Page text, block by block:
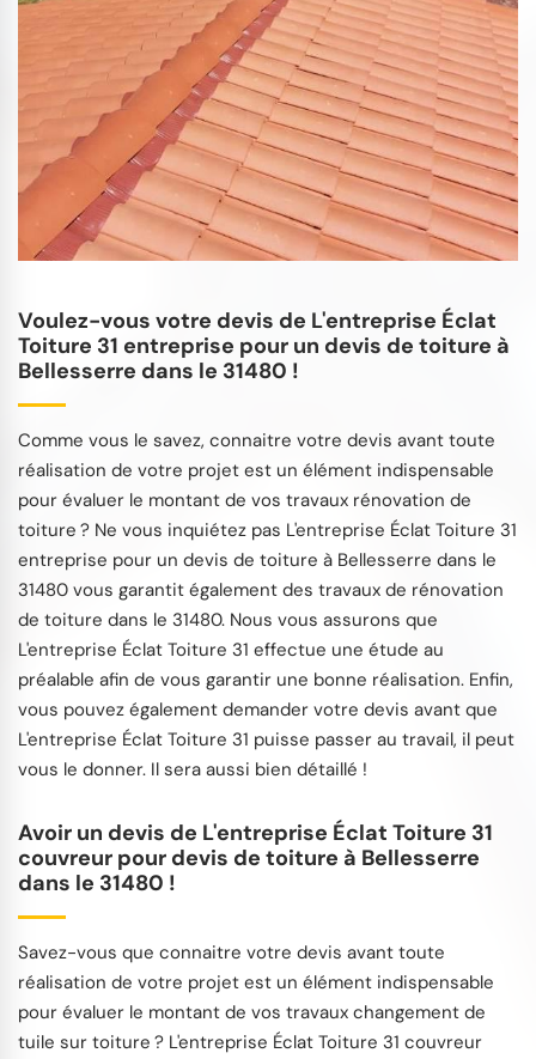
Voulez-vous votre devis de L'entreprise Éclat
Toiture 31 entreprise pour un devis de toiture à
Bellesserre dans le 31480 !
Comme vous le savez, connaitre votre devis avant toute
réalisation de votre projet est un élément indispensable
pour évaluer le montant de vos travaux rénovation de
toiture ? Ne vous inquiétez pas L'entreprise Éclat Toiture 31
entreprise pour un devis de toiture à Bellesserre dans le
31480 vous garantit également des travaux de rénovation
de toiture dans le 31480. Nous vous assurons que
L'entreprise Éclat Toiture 31 effectue une étude au
préalable afin de vous garantir une bonne réalisation. Enfin,
vous pouvez également demander votre devis avant que
L'entreprise Éclat Toiture 31 puisse passer au travail, il peut
vous le donner. Il sera aussi bien détaillé !
Avoir un devis de L'entreprise Éclat Toiture 31
couvreur pour devis de toiture à Bellesserre
dans le 31480 !
Savez-vous que connaitre votre devis avant toute
réalisation de votre projet est un élément indispensable
pour évaluer le montant de vos travaux changement de
tuile sur toiture ? L'entreprise Éclat Toiture 31 couvreur